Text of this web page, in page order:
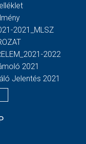
2021_MLSZ
2022
2021
Jelentés 2021